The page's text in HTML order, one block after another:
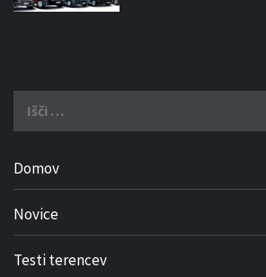
Domov
Novice
Testi terencev